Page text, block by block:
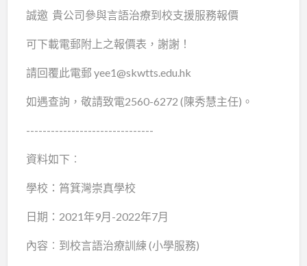
&n…
誠邀 貴公司參與言語治療到校支援服務報價
可下載電郵附上之報價表，謝謝！
請回覆此電郵 yee1@skwtts.edu.hk
如遇查詢，敬請致電2560-6272 (陳秀慧主任)。
-------------------------------
資料如下︰
學校：筲箕灣崇真學校
日期：2021年9月-2022年7月
內容︰到校言語治療訓練 (小學服務)